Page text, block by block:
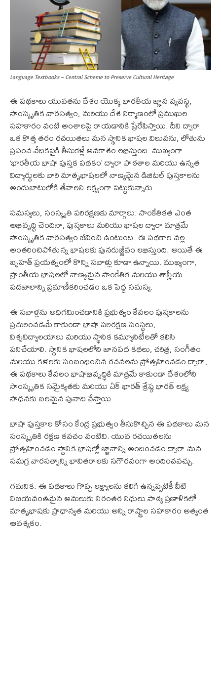
Language Textbooks – Central Scheme to Preserve Cultural Heritage
ఈ పథకాలు యువతను దేశం యొక్క భారతీయ జ్ఞాన వ్యవస్థ,
సాంస్కృతిక వారసత్వం, మరియు దేశ నిర్మాణంలో ప్రముఖుల
సహకారం వంటి అంశాలపై రాయడానికి ప్రేరేపిస్తాయి. దీని ద్వారా
ఒక కొత్త తరం రచయితలు మన స్థానిక భాషల విలువను, లోతును
ప్రపంచ వేదికపైకి తీసుకెళ్లే అవకాశం లభిస్తుంది. ముఖ్యంగా
‘భారతీయ భాషా పుస్తక పథకం’ ద్వారా పాఠశాల మరియు ఉన్నత
విద్యార్థులకు వారి మాతృభాషలలో నాణ్యమైన డిజిటల్ పుస్తకాలను
అందుబాటులోకి తేవాలని లక్ష్యంగా పెట్టుకున్నారు.
సమస్యలు, సంస్కృతి పరిరక్షణకు మార్గాలు: సాంకేతికత ఎంత
అభివృద్ధి చెందినా, పుస్తకాలు మరియు భాషల ద్వారా మాత్రమే
సాంస్కృతిక వారసత్వం జీవించి ఉంటుంది. ఈ పథకాల వల్ల
అంతరించిపోతున్న భాషలకు పునరుజ్జీవం లభిస్తుంది. అయితే ఈ
బృహత్ ప్రయత్నంలో కొన్ని సవాళ్లు కూడా ఉన్నాయి. ముఖ్యంగా,
ప్రాంతీయ భాషలలో నాణ్యమైన సాంకేతిక మరియు శాస్త్రీయ
పదజాలాన్ని ప్రమాణీకరించడం ఒక పెద్ద సమస్య.
ఈ సవాళ్లను అధిగమించడానికి ప్రభుత్వం కేవలం పుస్తకాలను
ప్రచురించడమే కాకుండా భాషా పరిరక్షణ సంస్థలు,
విశ్వవిద్యాలయాలు మరియు స్థానిక కమ్యూనిటీలతో కలిసి
పనిచేయాలి. స్థానిక భాషలలోని జానపద కథలు, చరిత్ర, సంగీతం
మరియు కళలకు సంబంధించిన రచనలను ప్రోత్సహించడం ద్వారా,
ఈ పథకాలు కేవలం భాషాభివృద్ధికి మాత్రమే కాకుండా దేశంలోని
సాంస్కృతిక సమైక్యతకు మరియు ఏక్ భారత్ శ్రేష్ఠ భారత్ లక్ష్య
సాధనకు బలమైన పునాది వేస్తాయి.
భాషా పుస్తకాల కోసం కేంద్ర ప్రభుత్వం తీసుకొచ్చిన ఈ పథకాలు మన
సంస్కృతికి రక్షణ కవచం వంటివి. యువ రచయితలను
ప్రోత్సహించడం స్థానిక భాషల్లో జ్ఞానాన్ని అందించడం ద్వారా మన
సమగ్ర వారసత్వాన్ని భావితరాలకు సగౌరవంగా అందించవచ్చు.
గమనిక: ఈ పథకాలు గొప్ప లక్ష్యాలను కలిగి ఉన్నప్పటికీ వీటి
విజయవంతమైన అమలుకు నిరంతర నిధులు పాఠ్య ప్రణాళికలో
మాతృభాషకు ప్రాధాన్యత మరియు అన్ని రాష్ట్రాల సహకారం అత్యంత
ఆవశ్యకం.